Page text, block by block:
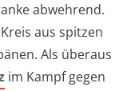
abwehrend.
aus spitzen
Als überaus
im Kampf gegen